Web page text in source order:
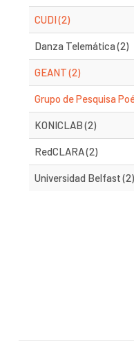
CUDI (2)
Danza Telemática (2)
GEANT (2)
Grupo de Pesquisa
KONICLAB (2)
RedCLARA (2)
Universidad Belfast (2)